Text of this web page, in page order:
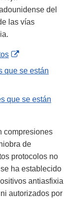
del
las vías
External
que se están
que se están
compresiones
de
protocolos no
ha establecido
antiasfixia
autorizados por